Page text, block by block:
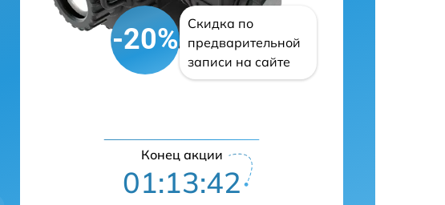
-20%
Скидка по
предварительной
записи на сайте
Конец акции
01:13:41